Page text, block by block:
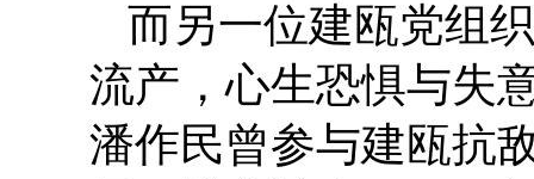
而另一位建瓯党组
流产，心生恐惧与失
潘作民曾参与建瓯抗